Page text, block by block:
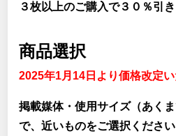
３枚以上のご購入で３０％引き
商品選択
2025年1月14日より価格改定い
掲載媒体・使用サイズ（あく
で、近いものをご選択ください